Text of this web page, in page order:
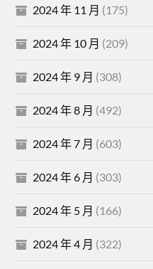
2024 年 11 月 (175)
2024 年 10 月 (209)
2024 年 9 月 (308)
2024 年 8 月 (492)
2024 年 7 月 (603)
2024 年 6 月 (303)
2024 年 5 月 (166)
2024 年 4 月 (322)